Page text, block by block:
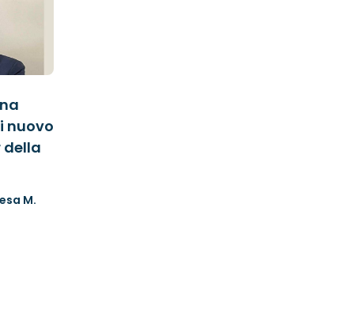
nuovo
della
M.